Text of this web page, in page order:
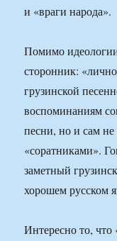
и «враги народа».
Помимо
сторонник:
грузинской
воспоминаниям
песни, но и сам не
«соратниками».
заметный
хорошем русском
Интересно то, что